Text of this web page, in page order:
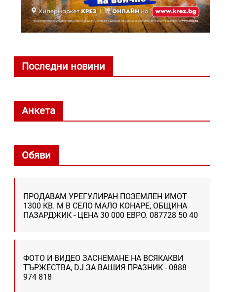
Последни новини
Анкета
Обяви
ПРОДАВАМ УРЕГУЛИРАН ПОЗЕМЛЕН ИМОТ
1300 КВ. М В СЕЛО МАЛО КОНАРЕ, ОБЩИНА
ПАЗАРДЖИК - ЦЕНА 30 000 ЕВРО. 087728 50 40
ФОТО И ВИДЕО ЗАСНЕМАНЕ НА ВСЯКАКВИ
ТЪРЖЕСТВА, DJ ЗА ВАШИЯ ПРАЗНИК - 0888
974 818